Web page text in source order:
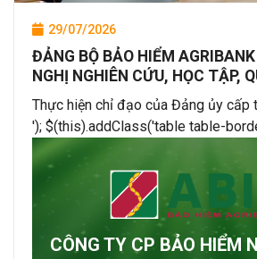
29/07/2026
ĐẢNG BỘ BẢO HIỂM
NGHỊ NGHIÊN CỨU, HỌC TẬP,
TRIỂN KHAI NGHỊ QUYẾT HỘI
BA BAN CHẤP HÀNH TRUNG
KHÓA XIV
Thực hiện chỉ đạo của Đảng ủy cấp
'); $(this).addClass('table table-
CÔNG TY CP BẢO HIỂM